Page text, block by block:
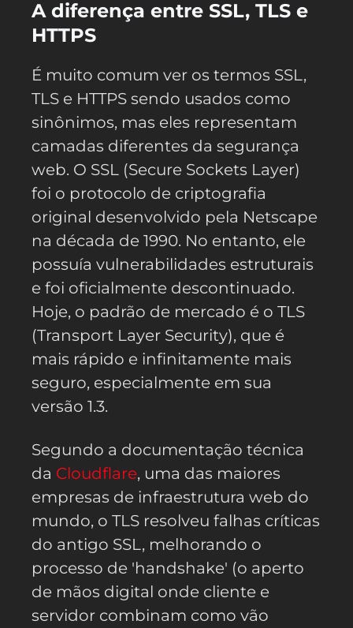
A diferença entre SSL, TLS e
HTTPS
É muito comum ver os termos SSL,
TLS e HTTPS sendo usados como
sinônimos, mas eles representam
camadas diferentes da segurança
web. O SSL (Secure Sockets Layer)
foi o protocolo de criptografia
original desenvolvido pela Netscape
na década de 1990. No entanto, ele
possuía vulnerabilidades estruturais
e foi oficialmente descontinuado.
Hoje, o padrão de mercado é o TLS
(Transport Layer Security), que é
mais rápido e infinitamente mais
seguro, especialmente em sua
versão 1.3.
Segundo a documentação técnica
da Cloudflare, uma das maiores
empresas de infraestrutura web do
mundo, o TLS resolveu falhas críticas
do antigo SSL, melhorando o
processo de 'handshake' (o aperto
de mãos digital onde cliente e
servidor combinam como vão